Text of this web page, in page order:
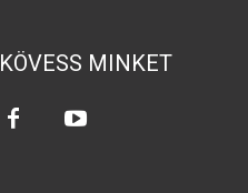
KÖVESS MINKET